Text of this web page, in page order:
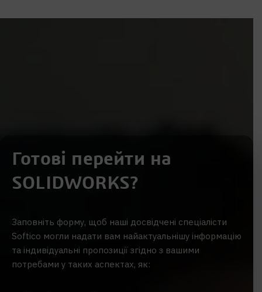
Готові перейти на
SOLIDWORKS?
Заповніть форму, щоб наші досвідчені спеціалісти
Softico могли надати вам найактуальнішу інформацію
та індивідуальні пропозиції згідно з вашими
потребами у таких аспектах, як: